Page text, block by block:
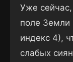
Уже
поле Земли
индекс 4),
слабых